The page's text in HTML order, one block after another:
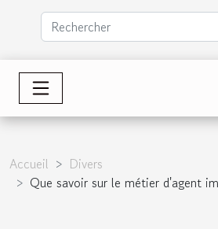
Accueil
Divers
Que savoir sur le métier d'agent